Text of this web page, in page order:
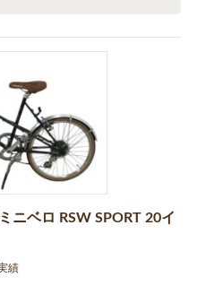
ニベロ RSW SPORT 20イ
績